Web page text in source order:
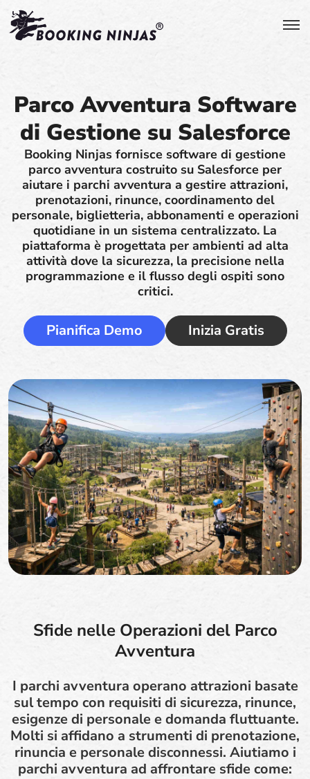
Parco Avventura Software
di Gestione su Salesforce
Booking Ninjas fornisce software di gestione
parco avventura costruito su Salesforce per
aiutare i parchi avventura a gestire attrazioni,
prenotazioni, rinunce, coordinamento del
personale, biglietteria, abbonamenti e operazioni
quotidiane in un sistema centralizzato. La
piattaforma è progettata per ambienti ad alta
attività dove la sicurezza, la precisione nella
programmazione e il flusso degli ospiti sono
critici.
Pianifica Demo Inizia Gratis
Sfide nelle Operazioni del Parco
Avventura
I parchi avventura operano attrazioni basate
sul tempo con requisiti di sicurezza, rinunce,
esigenze di personale e domanda fluttuante.
Molti si affidano a strumenti di prenotazione,
rinuncia e personale disconnessi. Aiutiamo i
parchi avventura ad affrontare sfide come: